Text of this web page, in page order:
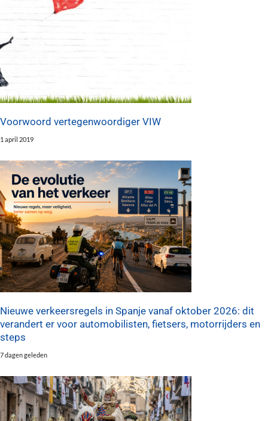
Voorwoord vertegenwoordiger VIW
1 april 2019
Nieuwe verkeersregels in Spanje vanaf oktober 2026: dit
verandert er voor automobilisten, fietsers, motorrijders en
steps
7 dagen geleden